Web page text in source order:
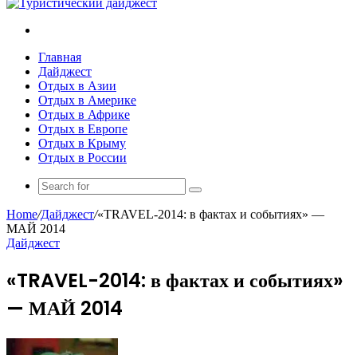
Главная
Дайджест
Отдых в Азии
Отдых в Америке
Отдых в Африке
Отдых в Европе
Отдых в Крыму
Отдых в России
Search
for
Home/Дайджест/«TRAVEL-2014: в фактах и событиях» —
МАЙ 2014
Дайджест
«TRAVEL-2014: в фактах и событиях»
— МАЙ 2014